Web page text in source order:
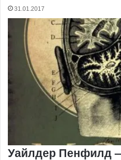
31.01.2017
Уайлдер Пенфилд